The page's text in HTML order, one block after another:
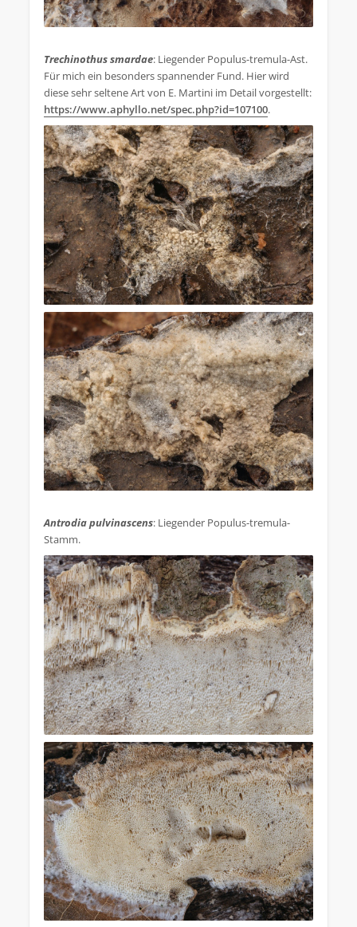
Trechinothus smardae: Liegender Populus-tremula-Ast.
Für mich ein besonders spannender Fund. Hier wird
diese sehr seltene Art von E. Martini im Detail vorgestellt:
https://www.aphyllo.net/spec.php?id=107100.
Antrodia pulvinascens: Liegender Populus-tremula-
Stamm.